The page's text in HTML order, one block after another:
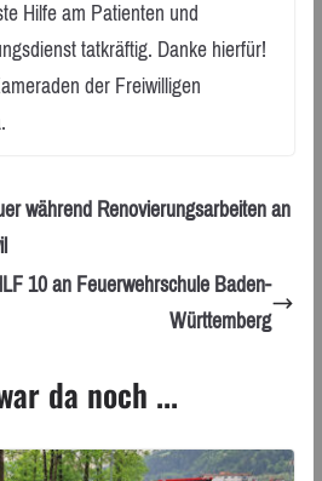
Hilfe am Patienten und
tatkräftig. Danke hierfür!
der Freiwilligen
während Renovierungsarbeiten an
10 an Feuerwehrschule Baden-
Württemberg
da noch ...